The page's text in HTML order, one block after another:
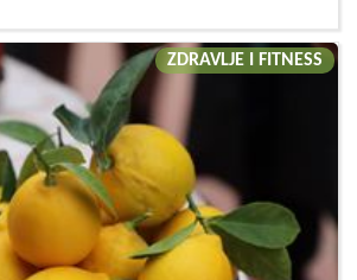
ZDRAVLJE I FITNESS